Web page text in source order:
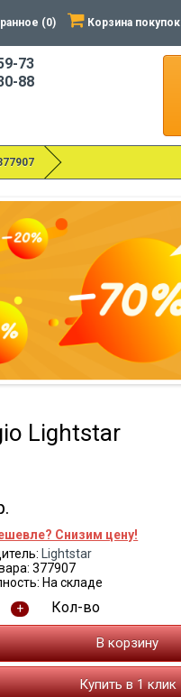
(0) Корзина покупок
73
88
Lightstar
Снизим цену!
Lightstar
377907
На складе
Кол-во
+
В корзину
Купить в 1 клик